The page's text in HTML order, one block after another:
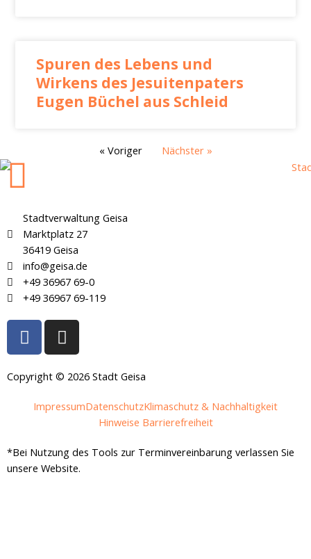
Spuren des Lebens und
Wirkens des Jesuitenpaters
Eugen Büchel aus Schleid
« Voriger Nächster »
Stadtverwaltung Geisa
Marktplatz 27
36419 Geisa
info@geisa.de
+49 36967 69-0
+49 36967 69-119
F
a
c
e
k
-
I
n
s
t
g
a
m
Copyright © 2026 Stadt Geisa
ImpressumDatenschutzKlimaschutz & Nachhaltigkeit
Hinweise Barrierefreiheit
*Bei Nutzung des Tools zur Terminvereinbarung verlassen Sie
unsere Website.